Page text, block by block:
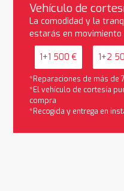
Vehículo de
La comodidad y la
estarás en movimiento
1+1 500 € 1+2
*Reparaciones de más de
*El vehículo de cortesía
compra
*Recogida y entrega en